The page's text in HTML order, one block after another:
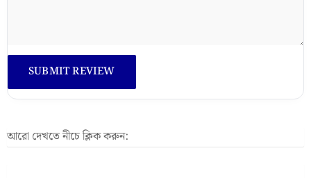
আরো দেখতে নীচে ক্লিক করুন: